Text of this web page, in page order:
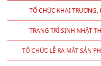
TỔ CHỨC KHAI
TRANG TRÍ SINH NHẬT
TỔ CHỨC LỄ RA MẮT SẢN